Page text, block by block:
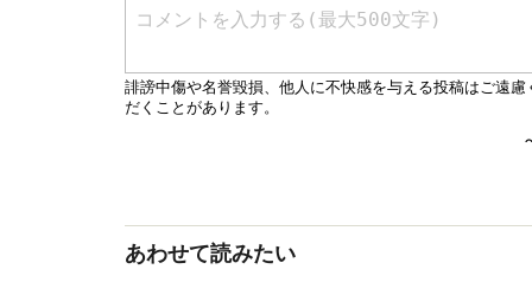
あわせて読みたい